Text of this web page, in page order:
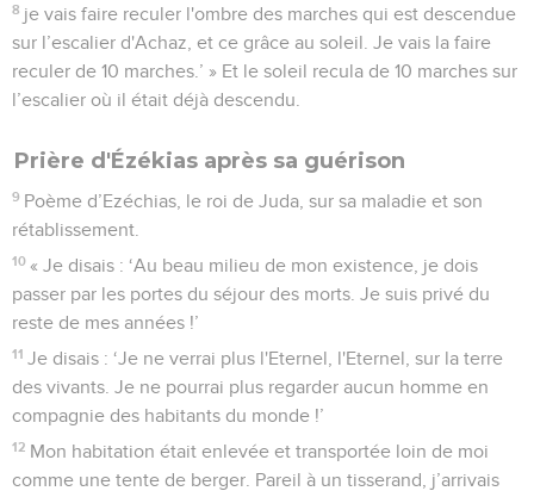
8 je vais faire reculer l'ombre des marches qui est descendue
sur l’escalier d'Achaz, et ce grâce au soleil. Je vais la faire
reculer de 10 marches.’ » Et le soleil recula de 10 marches sur
l’escalier où il était déjà descendu.
Prière d'Ézékias après sa guérison
9 Poème d’Ezéchias, le roi de Juda, sur sa maladie et son
rétablissement.
10 « Je disais : ‘Au beau milieu de mon existence, je dois
passer par les portes du séjour des morts. Je suis privé du
reste de mes années !’
11 Je disais : ‘Je ne verrai plus l'Eternel, l'Eternel, sur la terre
des vivants. Je ne pourrai plus regarder aucun homme en
compagnie des habitants du monde !’
12 Mon habitation était enlevée et transportée loin de moi
comme une tente de berger. Pareil à un tisserand, j’arrivais